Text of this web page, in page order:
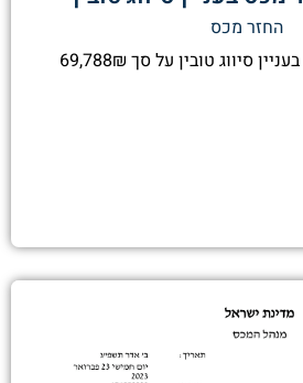
החזר מכס
סיווג טובין על סך 69,788₪